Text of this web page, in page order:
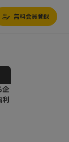
無料会員登録
企
利